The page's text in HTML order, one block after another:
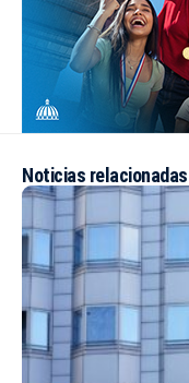
Noticias relacionadas